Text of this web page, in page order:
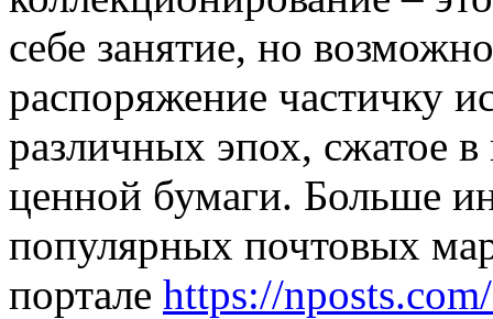
себе занятие, но
распоряжение частичку
различных эпох, сжатое
ценной бумаги. Больше
популярных почтовых
портале https://